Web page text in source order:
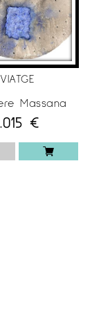
des de
de les
las flores ).
VIATGE
Massana
€